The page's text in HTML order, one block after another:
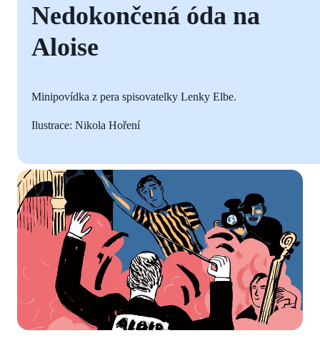
Nedokončená óda na
Aloise
Minipovídka z pera spisovatelky Lenky Elbe.
Ilustrace: Nikola Hoření